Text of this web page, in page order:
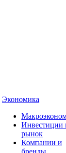
Экономика
Инвестиции
рынок
Компании и
бренды